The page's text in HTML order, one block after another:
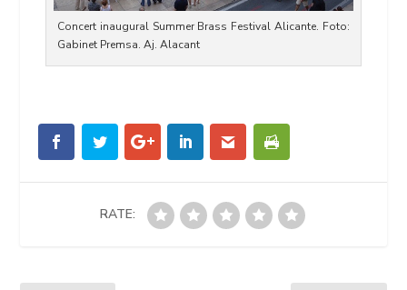
Concert inaugural Summer Brass Festival Alicante. Foto:
Gabinet Premsa. Aj. Alacant
RATE: